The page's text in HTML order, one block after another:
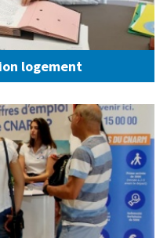
logement